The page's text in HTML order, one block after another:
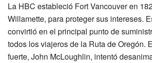
La HBC estableció Fort Vancouver en
Willamette, para proteger sus intereses.
convirtió en el principal punto de
todos los viajeros de la Ruta de Oregón.
fuerte, John McLoughlin, intentó